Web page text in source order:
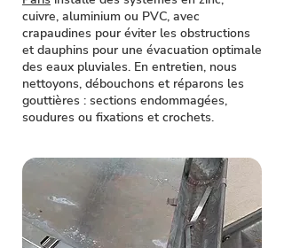
cuivre, aluminium ou PVC, avec
crapaudines pour éviter les obstructions
et dauphins pour une évacuation optimale
des eaux pluviales. En entretien, nous
nettoyons, débouchons et réparons les
gouttières : sections endommagées,
soudures ou fixations et crochets.